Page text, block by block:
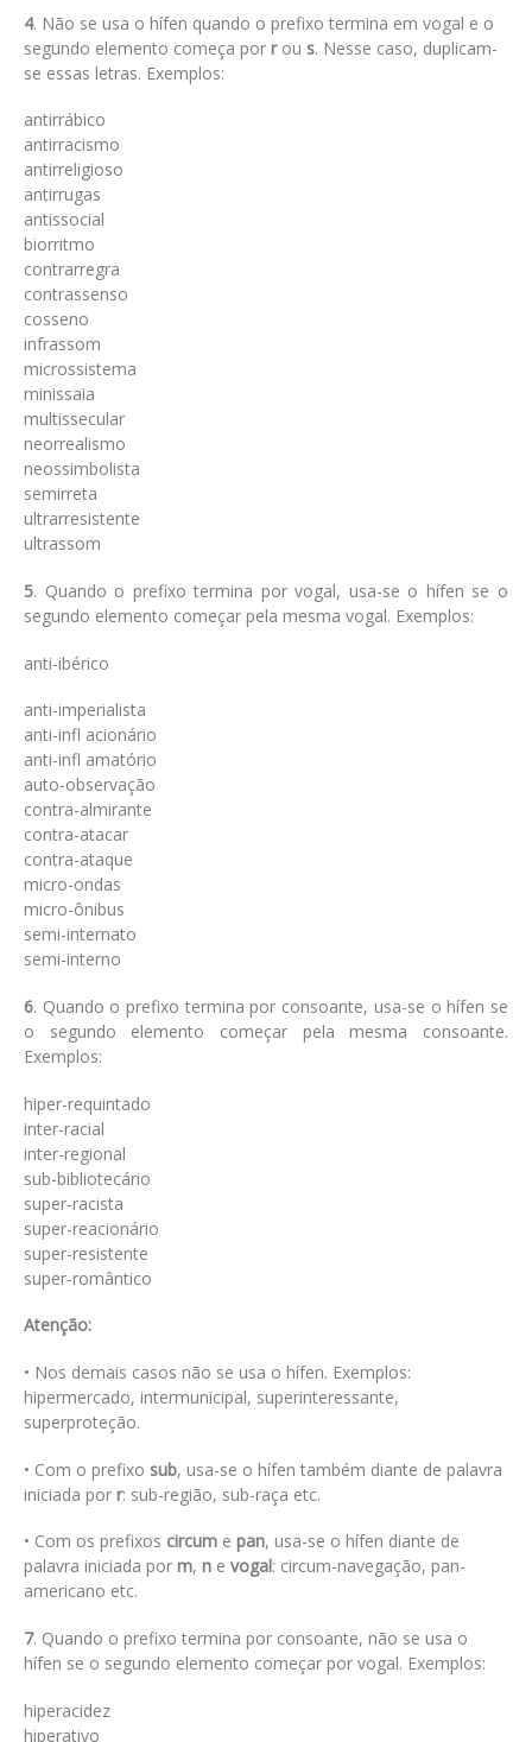
4. Não se usa o hífen quando o prefixo termina em vogal e o
segundo elemento começa por rou s. Nesse caso, duplicam-
se essas letras. Exemplos:
antirrábico
antirracismo
antirreligioso
antirrugas
antissocial
biorritmo
contrarregra
contrassenso
cosseno
infrassom
microssistema
minissaia
multissecular
neorrealismo
neossimbolista
semirreta
ultrarresistente
ultrassom
5. Quando o prefixo termina por vogal, usa-se o hífen se o
segundo elemento começar pela mesma vogal. Exemplos:
anti-ibérico
anti-imperialista
anti-infl acionário
anti-infl amatório
auto-observação
contra-almirante
contra-atacar
contra-ataque
micro-ondas
micro-ônibus
semi-internato
semi-interno
6. Quando o prefixo termina por consoante, usa-se o hífen se
o segundo elemento começar pela mesma consoante.
Exemplos:
hiper-requintado
inter-racial
inter-regional
sub-bibliotecário
super-racista
super-reacionário
super-resistente
super-romântico
Atenção:
• Nos demais casos não se usa o hífen. Exemplos:
hipermercado, intermunicipal, superinteressante,
superproteção.
• Com o prefixo sub, usa-se o hífen também diante de palavra
iniciada por r: sub-região, sub-raça etc.
• Com os prefixos circum e pan, usa-se o hífen diante de
palavra iniciada por m, n e vogal: circum-navegação, pan-
americano etc.
7. Quando o prefixo termina por consoante, não se usa o
hífen se o segundo elemento começar por vogal. Exemplos:
hiperacidez
hiperativo